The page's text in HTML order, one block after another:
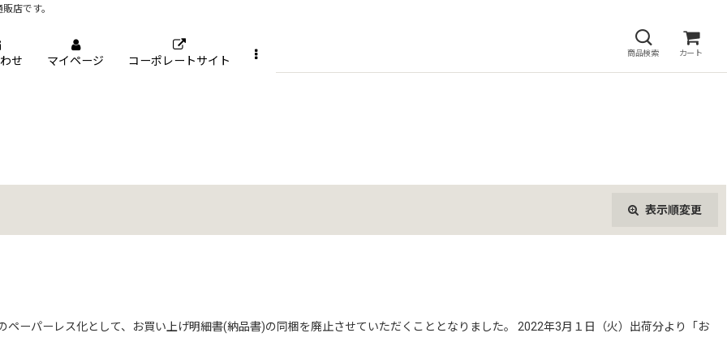
店です。
商品検索 カート
せ マイページ コーポレートサイト
表示順変更
ーパーレス化として、お買い上げ明細書(納品書)の同梱を廃止させていただくこととなりました。 2022年3月１日（火）出荷分より「お